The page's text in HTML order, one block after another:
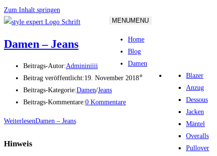
Zum Inhalt springen
MENUMENU
Home
Blog
Damen
Blazer
Anzug
Dessous
Jacken
Mäntel
Overalls
Pullover
Damen – Jeans
Beitrags-Autor:Admininiiii
Beitrag veröffentlicht:19. November 2018
Beitrags-Kategorie:Damen/Jeans
Beitrags-Kommentare:0 Kommentare
WeiterlesenDamen – Jeans
Hinweis